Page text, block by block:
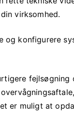
virksomhed.
og konfigurere
fejlsøgning
er muligt at